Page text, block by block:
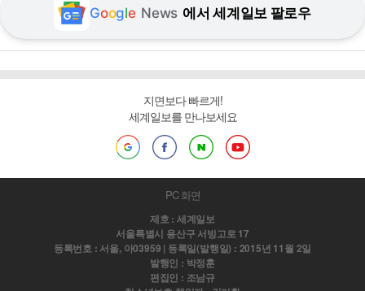
Google News 에서 세계일보 팔로우
지면보다 빠르게!
세계일보를 만나보세요
PC 화면
제호 : 세계일보
서울특별시 용산구 서빙고로 17
등록번호 : 서울, 아03959 | 등록일(발행일) : 2015년 11월 2일
발행인 : 박정훈
편집인 : 조남규